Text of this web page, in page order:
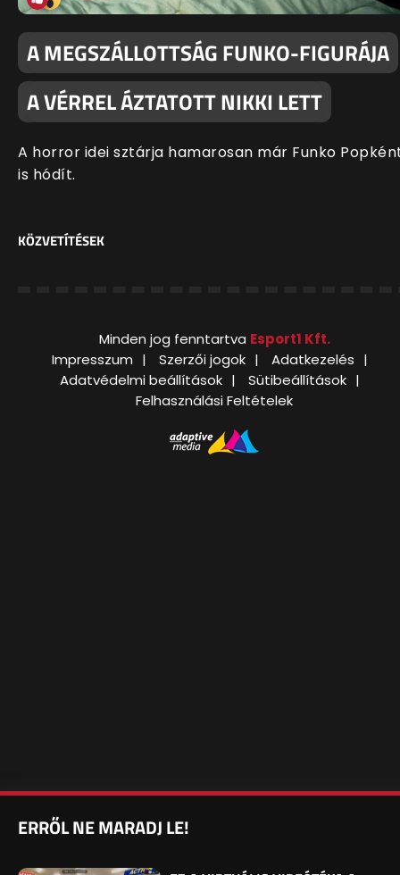
A MEGSZÁLLOTTSÁG FUNKO-FIGURÁJA
A VÉRREL ÁZTATOTT NIKKI LETT
A horror idei sztárja hamarosan már Funko
is hódít.
KÖZVETÍTÉSEK
Minden jog fenntartva Esport1 Kft.
Impresszum
Szerzői jogok
Adatkezelés
Adatvédelmi beállítások
Sütibeállítások
Felhasználási Feltételek
ERRŐL NE MARADJ LE!